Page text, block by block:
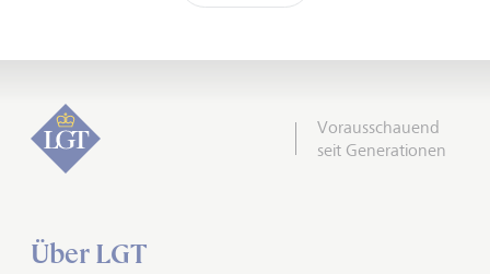
Vorausschauend
seit Generationen
Über LGT